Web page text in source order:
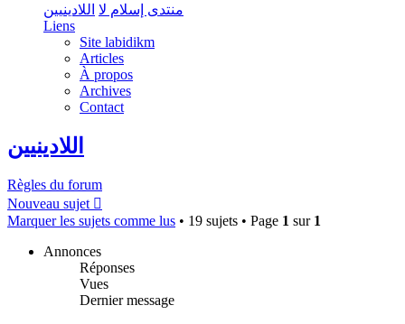
منتدى إسلام لا اللادينيين
Liens
Site labidikm
Articles
À propos
Archives
Contact
اللادينيين
Règles du forum
Nouveau sujet
Marquer les sujets comme lus • 19 sujets • Page 1 sur 1
Annonces
Réponses
Vues
Dernier message